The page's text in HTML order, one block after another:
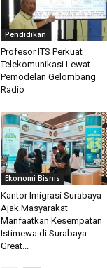
Pendidikan
Profesor ITS Perkuat
Telekomunikasi Lewat
Pemodelan Gelombang
Radio
Ekonomi Bisnis
Kantor Imigrasi Surabaya
Ajak Masyarakat
Manfaatkan Kesempatan
Istimewa di Surabaya
Great...